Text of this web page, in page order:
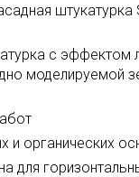
штукатурка
с эффектом
моделируемой
и органических
для